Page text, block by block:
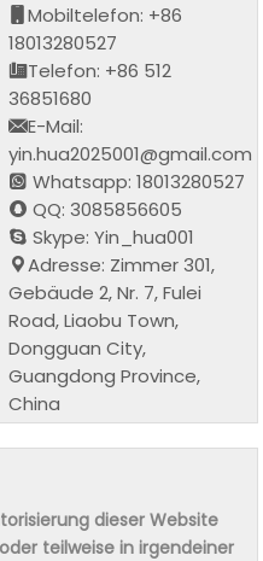
Mobiltelefon: +86
18013280527
Telefon: +86 512
36851680
E-Mail:
yin.hua2025001@gmail.com
Whatsapp: 18013280527
QQ: 3085856605
Skype: Yin_hua001
Adresse: Zimmer 301,
Gebäude 2, Nr. 7, Fulei
Road, Liaobu Town,
Dongguan City,
Guangdong Province,
China
dieser Website
teilweise in irgendeiner